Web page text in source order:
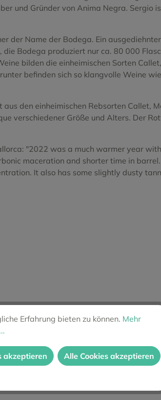
del Pais
Vermell
und Gründer von Anima Negra. Sergio
der Name der Bodega. Ein
Bodega produziert nur ca. 80 000
bilden die einheimischen Sorten
befinden sich so klangvolle Weine
den einheimischen Rebsorten Callet,
verschiedener Größe und Alters. Der
"2022 was a much warmer year
maceration and shorter time in
It also has some slightly dusty
Erfahrung bieten zu können. Mehr
akzeptieren Alle Cookies akzeptieren